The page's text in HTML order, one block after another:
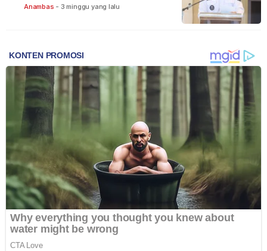
Anambas - 3 minggu yang lalu